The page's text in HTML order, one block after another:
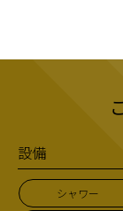
設備
シャワー